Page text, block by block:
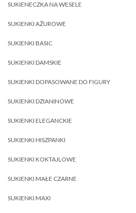
SUKIENECZKA NA WESELE
SUKIENKI AŻUROWE
SUKIENKI BASIC
SUKIENKI DAMSKIE
SUKIENKI DOPASOWANE DO FIGURY
SUKIENKI DZIANINOWE
SUKIENKI ELEGANCKIE
SUKIENKI HISZPANKI
SUKIENKI KOKTAJLOWE
SUKIENKI MAŁE CZARNE
SUKIENKI MAXI